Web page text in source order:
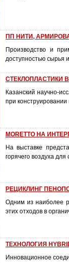
ПП НИТИ,
Производство и
доступностью сырья
СТЕКЛОПЛАСТИКИ
Казанский научно-
при
MОRЕТТО НА
На выставке
горячего воздуха
РЕЦИКЛИНГ
Одним из наиболее
этих отходов в
ТЕХНОЛОГИЯ
Инновационное